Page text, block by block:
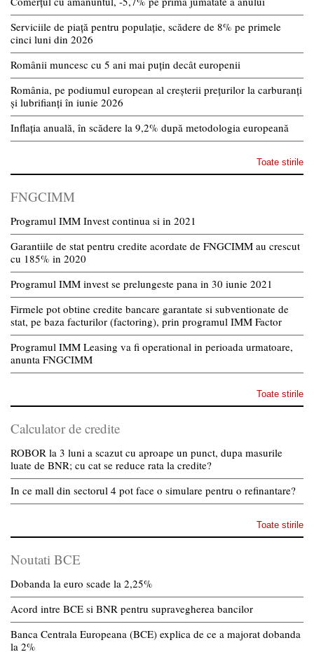
Serviciile de piață pentru populație, scădere de 8% pe primele
cinci luni din 2026
Românii muncesc cu 5 ani mai puțin decât europenii
România, pe podiumul european al creșterii prețurilor la carburanți
și lubrifianți în iunie 2026
Inflația anuală, în scădere la 9,2% după metodologia europeană
Toate stirile
FNGCIMM
Programul IMM Invest continua si in 2021
Garantiile de stat pentru credite acordate de FNGCIMM au crescut
cu 185% in 2020
Programul IMM invest se prelungeste pana in 30 iunie 2021
Firmele pot obtine credite bancare garantate si subventionate de
stat, pe baza facturilor (factoring), prin programul IMM Factor
Programul IMM Leasing va fi operational in perioada urmatoare,
anunta FNGCIMM
Toate stirile
Calculator de credite
ROBOR la 3 luni a scazut cu aproape un punct, dupa masurile
luate de BNR; cu cat se reduce rata la credite?
In ce mall din sectorul 4 pot face o simulare pentru o refinantare?
Toate stirile
Noutati BCE
Dobanda la euro scade la 2,25%
Acord intre BCE si BNR pentru supravegherea bancilor
Banca Centrala Europeana (BCE) explica de ce a majorat dobanda
la 2%